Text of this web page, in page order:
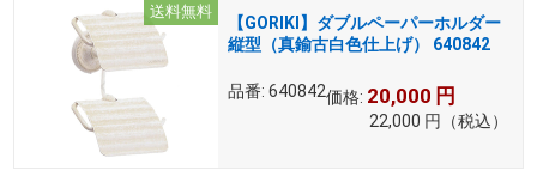
送料無料
【GORIKI】ダブルペーパーホルダー
縦型（真鍮古白色仕上げ） 640842
品番: 640842価格: 20,000 円
22,000 円 （税込）